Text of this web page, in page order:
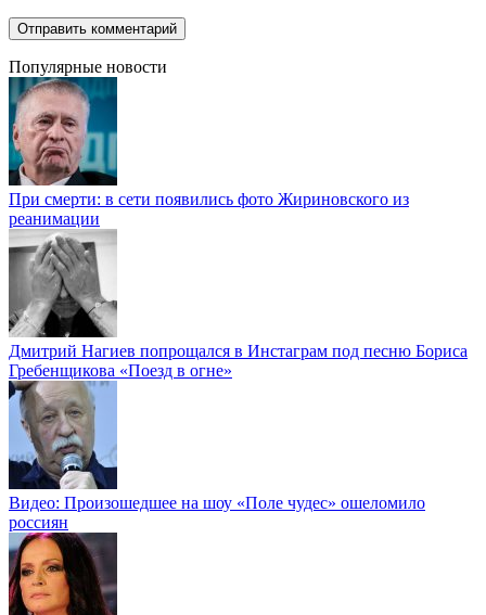
Популярные новости
При смерти: в сети появились фото Жириновского из
реанимации
Дмитрий Нагиев попрощался в Инстаграм под песню Бориса
Гребенщикова «Поезд в огне»
Видео: Произошедшее на шоу «Поле чудес» ошеломило
россиян